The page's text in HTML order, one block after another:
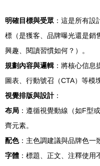
明確目標與受眾 ：這是所有設
標（是獲客、品牌曝光還是銷
興趣、閱讀習慣如何？）。
規劃內容與邏輯：將核心信息
圖表、行動號召（CTA）等模
視覺排版與設計：
布局 ：遵循視覺動線（如F型
齊元素。
配色：主色調建議與品牌色一
字體 ：標題、正文、注釋使